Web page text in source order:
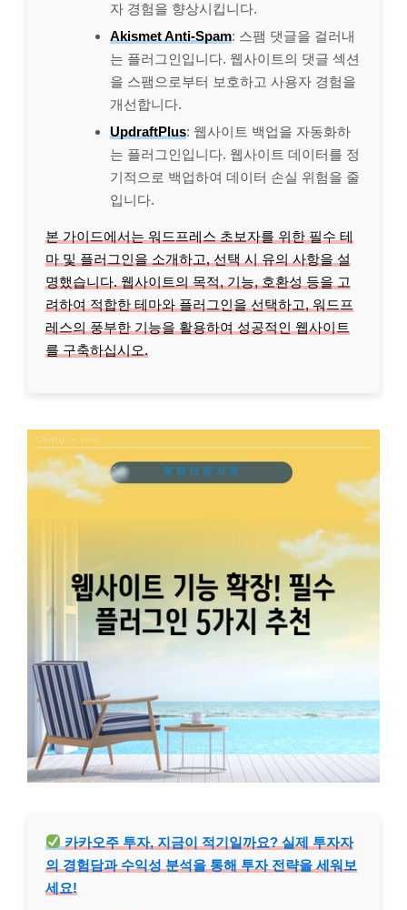
자 경험을 향상시킵니다.
Akismet Anti-Spam: 스팸 댓글을 걸러내
는 플러그인입니다. 웹사이트의 댓글 섹션
을 스팸으로부터 보호하고 사용자 경험을
개선합니다.
UpdraftPlus: 웹사이트 백업을 자동화하
는 플러그인입니다. 웹사이트 데이터를 정
기적으로 백업하여 데이터 손실 위험을 줄
입니다.
본 가이드에서는 워드프레스 초보자를 위한 필수 테
마 및 플러그인을 소개하고, 선택 시 유의 사항을 설
명했습니다. 웹사이트의 목적, 기능, 호환성 등을 고
려하여 적합한 테마와 플러그인을 선택하고, 워드프
레스의 풍부한 기능을 활용하여 성공적인 웹사이트
를 구축하십시오.
카카오주 투자, 지금이 적기일까요? 실제 투자자
의 경험담과 수익성 분석을 통해 투자 전략을 세워보
세요!